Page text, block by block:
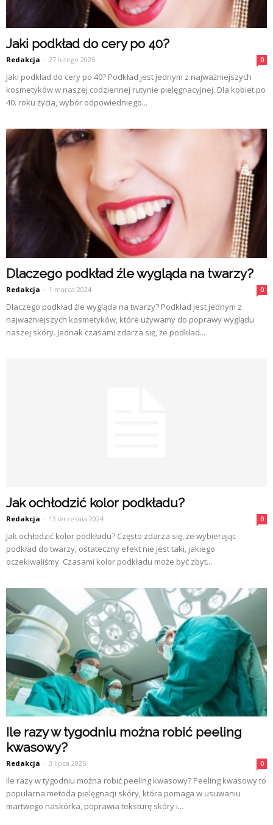
Jaki podkład do cery po 40?
Redakcja - 27 lutego 2025 0
Jaki podkład do cery po 40? Podkład jest jednym z najważniejszych
kosmetyków w naszej codziennej rutynie pielęgnacyjnej. Dla kobiet po
40. roku życia, wybór odpowiedniego...
Dlaczego podkład źle wygląda na twarzy?
Redakcja - 1 marca 2024 0
Dlaczego podkład źle wygląda na twarzy? Podkład jest jednym z
najważniejszych kosmetyków, które używamy do poprawy wyglądu
naszej skóry. Jednak czasami zdarza się, że podkład...
Jak ochłodzić kolor podkładu?
Redakcja - 13 września 2024 0
Jak ochłodzić kolor podkładu? Często zdarza się, że wybierając
podkład do twarzy, ostateczny efekt nie jest taki, jakiego
oczekiwaliśmy. Czasami kolor podkładu może być zbyt...
Ile razy w tygodniu można robić peeling
kwasowy?
Redakcja - 3 lipca 2025 0
Ile razy w tygodniu można robić peeling kwasowy? Peeling kwasowy to
popularna metoda pielęgnacji skóry, która pomaga w usuwaniu
martwego naskórka, poprawia teksturę skóry i...